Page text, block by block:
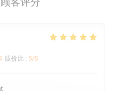
质价比 : 5/5